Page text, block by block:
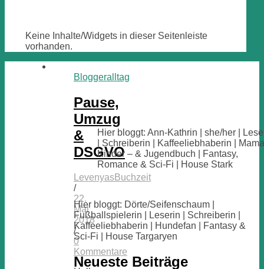
Keine Inhalte/Widgets in dieser Seitenleiste
vorhanden.
Bloggeralltag
Pause,
Umzug
&
DSGVO
LevenyasBuchzeit
/
22.
Mai
2018
/
0
Kommentare
Hier bloggt: Ann-Kathrin | she/her |
| Schreiberin | Kaffeeliebhaberin |
Kinder – & Jugendbuch | Fantasy,
Romance & Sci-Fi | House Stark
Hier bloggt: Dörte/Seifenschaum |
Fußballspielerin | Leserin | Schreiberin |
Kaffeeliebhaberin | Hundefan | Fantasy &
Sci-Fi | House Targaryen
Neueste Beiträge